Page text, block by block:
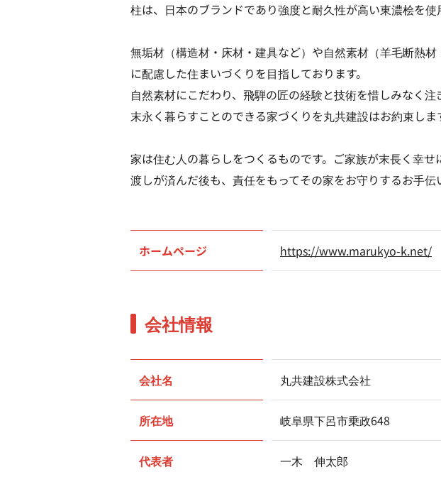
柱は、日本のブランドであり強度と耐久性が高い東濃桧を使
無垢材（構造材・床材・建具など）や自然素材（羊毛断熱
に配慮した住まいづくりを目指しております。
自然素材にこだわり、飛騨の匠の経験と技術を惜しみなく注
末永く暮らすことのできる家づくりを丸共建設はお約束しま
家は住む人の暮らしをつくるものです。ご家族が末長く幸
渡しが済んだ後も、責任をもってその家をお守りするお手伝
ホームページ https://www.marukyo-k.net/
会社情報
会社名 丸共建設株式会社
所在地 岐阜県下呂市乗政648
代表者 一木 伸太郎